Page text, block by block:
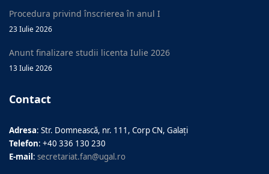
Procedura privind înscrierea în anul I
23 Iulie 2026
Anunt finalizare studii licenta Iulie 2026
13 Iulie 2026
Contact
Adresa: Str. Domnească, nr. 111, Corp CN, Galați
Telefon: +40 336 130 230
E-mail: secretariat.fan@ugal.ro